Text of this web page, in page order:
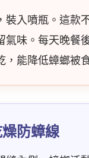
裝入噴瓶。這款
氣味。每天晚餐
能降低蟑螂被
防蟑線